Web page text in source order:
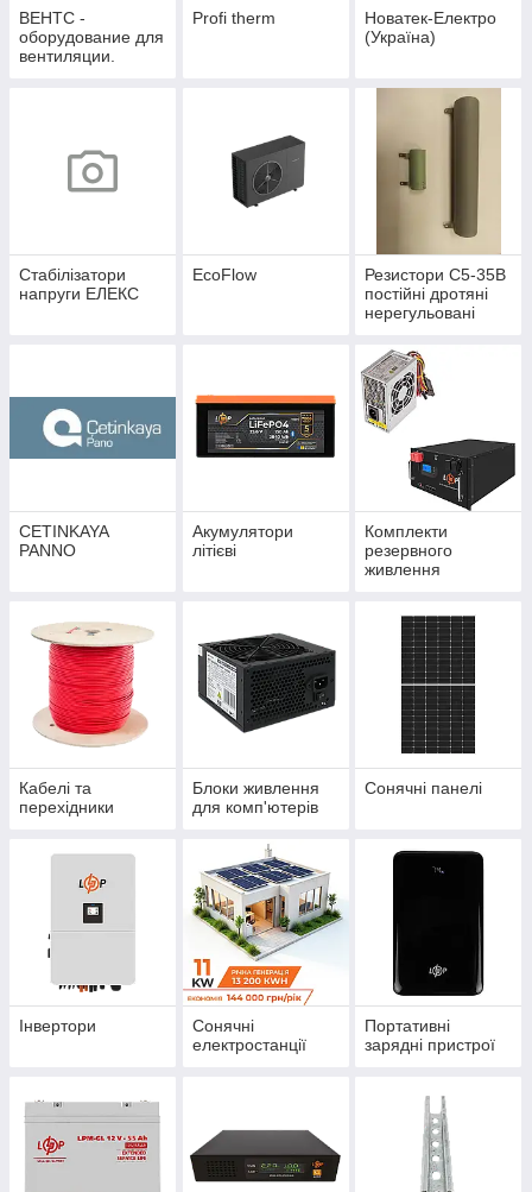
ВЕНТС -
оборудование для
вентиляции.
Profi therm
Новатек-Електро
(Україна)
Стабілізатори
напруги ЕЛЕКС
EcoFlow
Резистори С5-35B
постійні дротяні
нерегульовані
CETINKAYA
PANNO
Акумулятори
літієві
Комплекти
резервного
живлення
Кабелі та
перехідники
Блоки живлення
для комп'ютерів
Сонячні панелі
Інвертори
Сонячні
електростанції
Портативні
зарядні пристрої